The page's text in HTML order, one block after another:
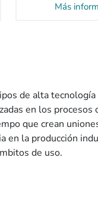
Más
de alta
en los
que crean
en la producción
de uso.